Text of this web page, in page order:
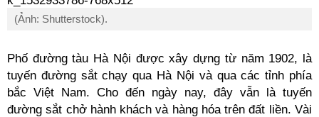
(Ảnh: Shutterstock).
Phố đường tàu Hà Nội được xây dựng từ năm 1902, là
tuyến đường sắt chạy qua Hà Nội và qua các tỉnh phía
bắc Việt Nam. Cho đến ngày nay, đây vẫn là tuyến
đường sắt chở hành khách và hàng hóa trên đất liền. Vài